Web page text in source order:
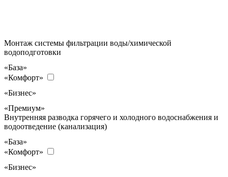
Монтаж системы фильтрации воды/химической
водоподготовки
«База»
«Комфорт»
«Бизнес»
«Премиум»
Внутренняя разводка горячего и холодного водоснабжения и
водоотведение (канализация)
«База»
«Комфорт»
«Бизнес»